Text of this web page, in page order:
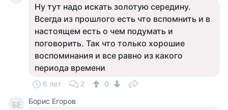
Ну тут надо искать золотую середину.
Всегда из прошлого есть что вспомнить и в
настоящем есть о чем подумать и
поговорить. Так что только хорошие
воспоминания и все равно из какого
периода времени
6 лет 2 0
БЕ Борис Егоров